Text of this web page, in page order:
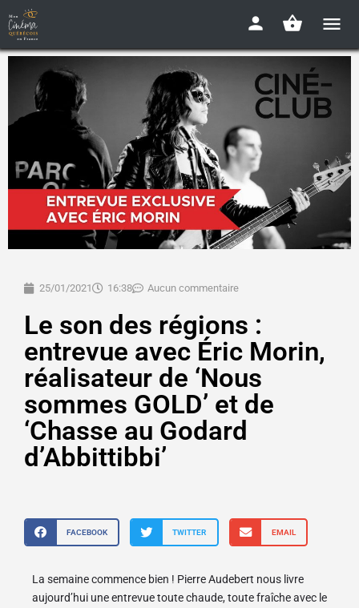
25/01/2021 16:38 Aucun commentaire
Le son des régions :
entrevue avec Éric Morin,
réalisateur de ‘Nous
sommes GOLD’ et de
‘Chasse au Godard
d’Abbittibbi’
FACEBOOK TWITTER EMAIL
La semaine commence bien ! Pierre Audebert nous livre
aujourd’hui une entrevue toute chaude, toute fraîche avec le